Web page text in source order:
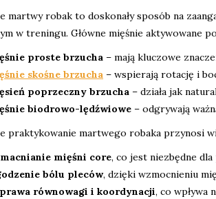
martwy robak to doskonały sposób na
w treningu. Główne mięśnie aktywowane
proste brzucha – mają kluczowe
skośne brzucha – wspierają rotację i
poprzeczny brzucha – działa jak
biodrowo-lędźwiowe – odgrywają
praktykowanie martwego robaka przynosi
mięśni core, co jest niezbędne dla
bólu pleców, dzięki wzmocnieniu
równowagi i koordynacji, co wpływa